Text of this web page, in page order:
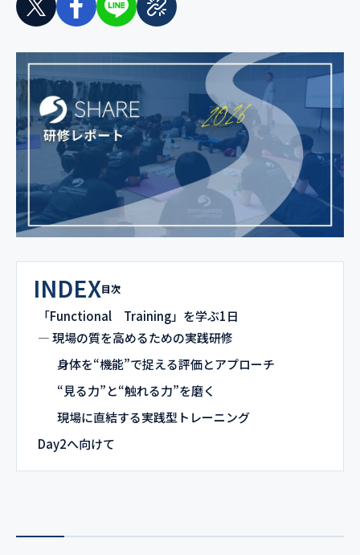
INDEX目次
「Functional Training」を学ぶ1日
― 現場の質を高めるための実践研修
身体を“機能”で捉える評価とアプローチ
“見る力”と“触れる力”を磨く
現場に直結する実践型トレーニング
Day2へ向けて